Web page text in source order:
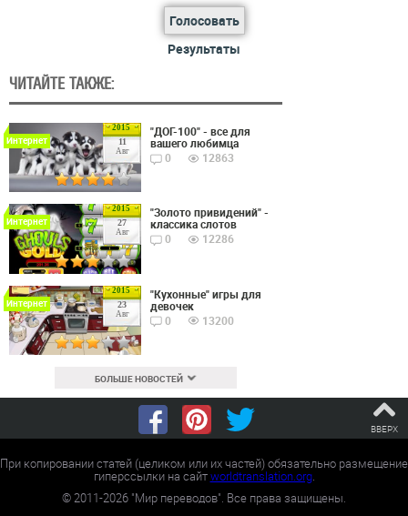
Голосовать
Результаты
ЧИТАЙТЕ ТАКЖЕ:
2015
11
Авг
Интернет
"ДОГ-100" - все для
вашего любимца
0
12863
2015
27
Авг
Интернет
"Золото привидений" -
классика слотов
0
12286
2015
23
Авг
Интернет
"Кухонные" игры для
девочек
0
13200
БОЛЬШЕ НОВОСТЕЙ
ВВЕРХ
При копировании статей (целиком или их частей) обязательно размещение
гиперссылки на сайтworldtranslation.org.
©2011-2026 "Мир переводов". Все права защищены.